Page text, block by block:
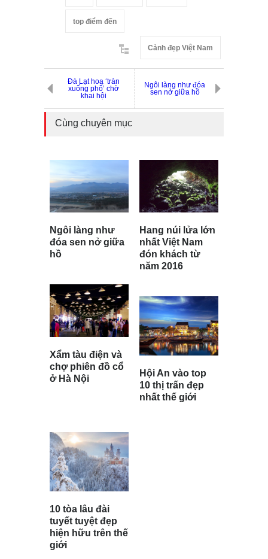
top điểm đến
Cảnh đẹp Việt Nam
Đà Lạt hoa ‘tràn
xuống phố’ chờ
khai hội
Ngôi làng như đóa
sen nở giữa hồ
Cùng chuyên mục
Ngôi làng như
đóa sen nở giữa
hồ
Xẩm tàu điện và
chợ phiên đồ cổ
ở Hà Nội
Hang núi lửa lớn
nhất Việt Nam
đón khách từ
năm 2016
Hội An vào top
10 thị trấn đẹp
nhất thế giới
10 tòa lâu đài
tuyết tuyệt đẹp
hiện hữu trên thế
giới